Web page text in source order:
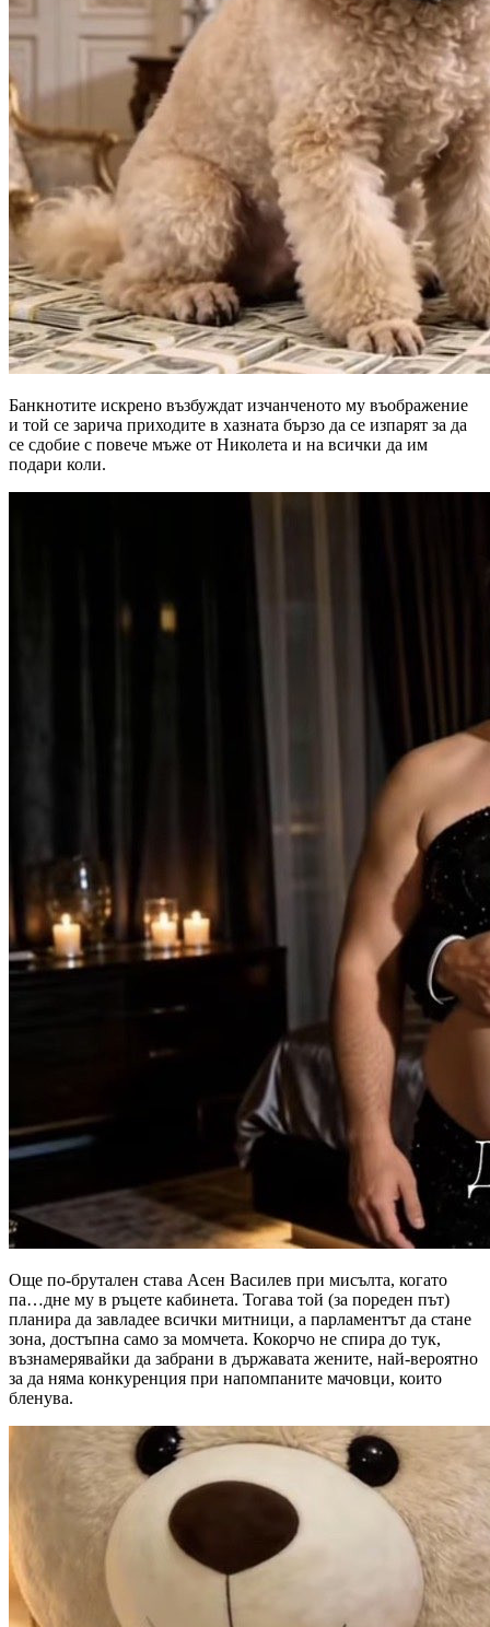
Банкнотите искрено възбуждат изчанченото му въображение
и той се зарича приходите в хазната бързо да се изпарят за да
се сдобие с повече мъже от Николета и на всички да им
подари коли.
Още по-брутален става Асен Василев при мисълта, когато
па…дне му в ръцете кабинета. Тогава той (за пореден път)
планира да завладее всички митници, а парламентът да стане
зона, достъпна само за момчета. Кокорчо не спира до тук,
възнамерявайки да забрани в държавата жените, най-вероятно
за да няма конкуренция при напомпаните мачовци, които
бленува.